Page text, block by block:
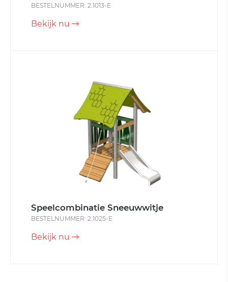
BESTELNUMMER: 2.1013-E
Bekijk nu
Speelcombinatie Sneeuwwitje
BESTELNUMMER: 2.1025-E
Bekijk nu